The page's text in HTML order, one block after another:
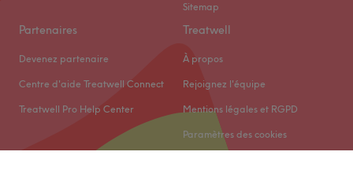
Sitemap
Partenaires
Devenez partenaire
Centre d'aide Treatwell Connect
Treatwell Pro Help Center
Treatwell
À propos
Rejoignez l'équipe
Mentions légales et RGPD
Paramètres des cookies